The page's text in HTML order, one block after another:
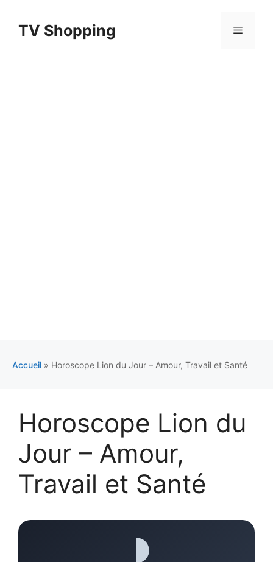
contenuTV Shopping Menu
Accueil » Horoscope Lion du Jour – Amour, Travail et Santé
Horoscope Lion du
Jour – Amour,
Travail et Santé